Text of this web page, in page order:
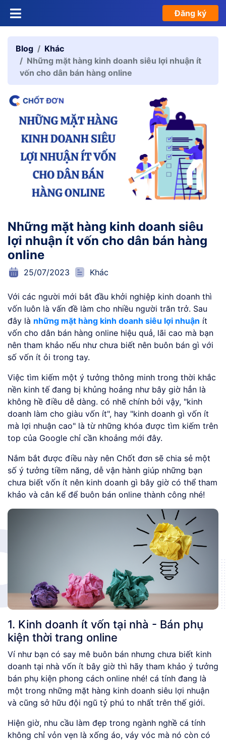
Đăng ký
Blog
Khác
Những mặt hàng kinh doanh siêu lợi nhuận ít
vốn cho dân bán hàng online
Những mặt hàng kinh doanh siêu
lợi nhuận ít vốn cho dân bán hàng
online
25/07/2023 Khác
Với các người mới bắt đầu khởi nghiệp kinh doanh thì
vốn luôn là vấn đề làm cho nhiều người trăn trở. Sau
đây là những mặt hàng kinh doanh siêu lợi nhuận ít
vốn cho dân bán hàng online hiệu quả, lãi cao mà bạn
nên tham khảo nếu như chưa biết nên buôn bán gì với
số vốn ít ỏi trong tay.
Việc tìm kiếm một ý tưởng thông minh trong thời khắc
nền kinh tế đang bị khủng hoảng như bây giờ hẳn là
không hề điều dễ dàng. có nhẽ chính bởi vậy, "kinh
doanh làm cho giàu vốn ít", hay "kinh doanh gì vốn ít
mà lợi nhuận cao" là từ những khóa được tìm kiếm trên
top của Google chỉ cần khoảng mới đây.
Nắm bắt được điều này nên Chốt đơn sẽ chia sẻ một
số ý tưởng tiềm năng, dễ vận hành giúp những bạn
chưa biết vốn ít nên kinh doanh gì bây giờ có thể tham
khảo và cân kể để buôn bán online thành công nhé!
1. Kinh doanh ít vốn tại nhà - Bán phụ
kiện thời trang online
Ví như bạn có say mê buôn bán nhưng chưa biết kinh
doanh tại nhà vốn ít bây giờ thì hãy tham khảo ý tưởng
bán phụ kiện phong cách online nhé! cá tính đang là
một trong những mặt hàng kinh doanh siêu lợi nhuận
và cũng sở hữu đội ngũ tỷ phú to nhất trên thế giới.
Hiện giờ, nhu cầu làm đẹp trong ngành nghề cá tính
không chỉ vỏn vẹn là xống áo, váy vóc mà nó còn có